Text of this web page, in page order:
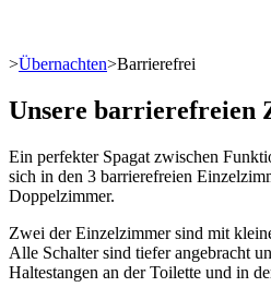
>Übernachten>Barrierefrei
Unsere barrierefreien
Ein perfekter Spagat zwischen
sich in den 3 barrierefreien
Doppelzimmer.
Zwei der Einzelzimmer sind mit
Alle Schalter sind tiefer angebracht
Haltestangen an der Toilette und in